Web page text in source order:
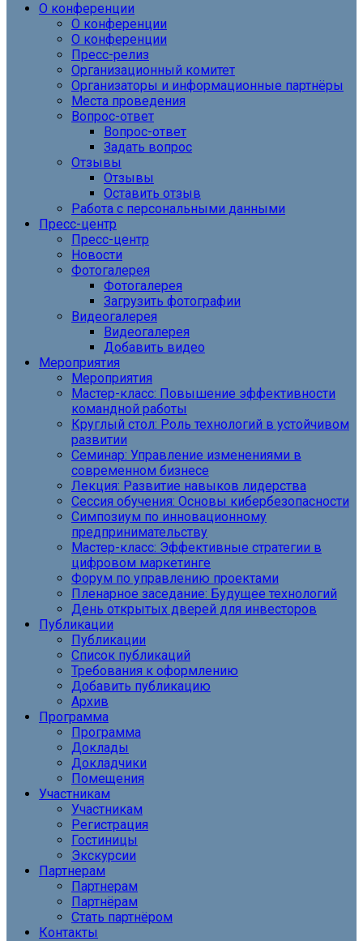
О конференции
О конференции
О конференции
Пресс-релиз
Организационный комитет
Организаторы и информационные партнёры
Места проведения
Вопрос-ответ
Вопрос-ответ
Задать вопрос
Отзывы
Отзывы
Оставить отзыв
Работа с персональными данными
Пресс-центр
Пресс-центр
Новости
Фотогалерея
Фотогалерея
Загрузить фотографии
Видеогалерея
Видеогалерея
Добавить видео
Мероприятия
Мероприятия
Мастер-класс: Повышение эффективности
командной работы
Круглый стол: Роль технологий в устойчивом
развитии
Семинар: Управление изменениями в
современном бизнесе
Лекция: Развитие навыков лидерства
Сессия обучения: Основы кибербезопасности
Симпозиум по инновационному
предпринимательству
Мастер-класс: Эффективные стратегии в
цифровом маркетинге
Форум по управлению проектами
Пленарное заседание: Будущее технологий
День открытых дверей для инвесторов
Публикации
Публикации
Список публикаций
Требования к оформлению
Добавить публикацию
Архив
Программа
Программа
Доклады
Докладчики
Помещения
Участникам
Участникам
Регистрация
Гостиницы
Экскурсии
Партнерам
Партнерам
Партнёрам
Стать партнёром
Контакты